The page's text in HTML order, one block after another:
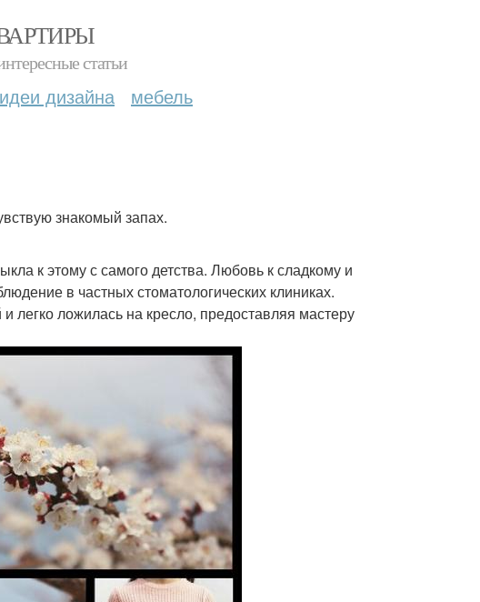
статьи
идеи дизайна мебель
знакомый запах.
к этому с самого детства. Любовь к сладкому и
в частных стоматологических клиниках.
легко ложилась на кресло, предоставляя мастеру